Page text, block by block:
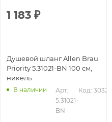
1 183 ₽
Душевой шланг Allen Brau
Priority 5.31021-BN 100 см,
никель
В наличии
Арт.:
5.31021-
BN
Код: 30325